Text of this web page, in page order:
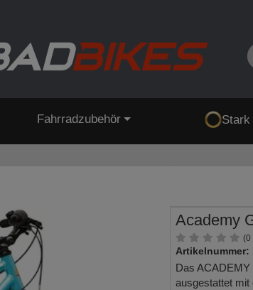
Fahrradzubehör Stark
Academy
(0
Artikelnummer:
Das ACADEMY
ausgestattet mit